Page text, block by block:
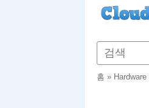
홈 » Hardware